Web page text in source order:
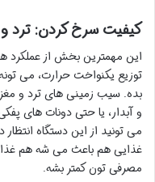
کیفیت سرخ کردن: ترد
توزیع یکنواخت حرارت، می
بده. سیب زمینی های ترد و
و آبدار، یا حتی دونات های
می تونید از این دستگاه
غذایی هم باعث می شه هم غذا
مصرفی تون کمتر بشه.